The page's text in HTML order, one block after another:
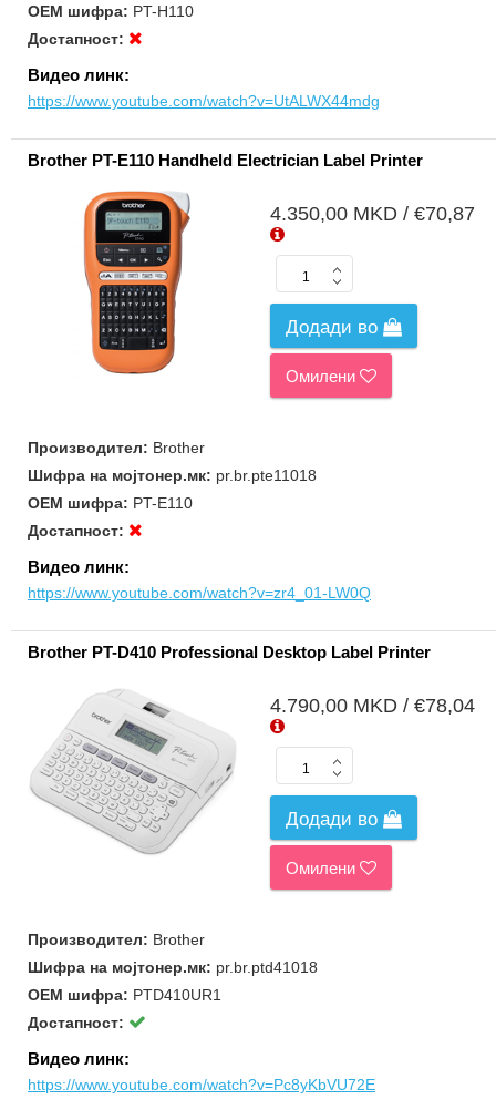
ОЕМ шифра: PT-H110
Достапност:
Видео линк:
https://www.youtube.com/watch?v=UtALWX44mdg
Brother PT-E110 Handheld Electrician Label Printer
4.350,00 MKD / €70,87
Додади во
Омилени
Производител: Brother
Шифра на мојтонер.мк: pr.br.pte11018
ОЕМ шифра: PT-E110
Достапност:
Видео линк:
https://www.youtube.com/watch?v=zr4_01-LW0Q
Brother PT-D410 Professional Desktop Label Printer
4.790,00 MKD / €78,04
Додади во
Омилени
Производител: Brother
Шифра на мојтонер.мк: pr.br.ptd41018
ОЕМ шифра: PTD410UR1
Достапност:
Видео линк:
https://www.youtube.com/watch?v=Pc8yKbVU72E